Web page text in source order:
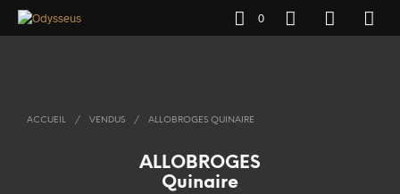
0
ACCUEIL / VENDUS / ALLOBROGES QUINAIRE
ALLOBROGES
Quinaire